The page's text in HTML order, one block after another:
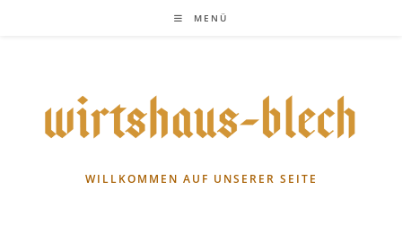
MENÜ
WILLKOMMEN AUF UNSERER SEITE